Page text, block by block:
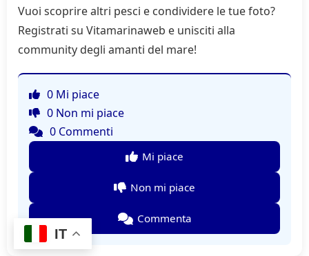
IT
Vuoi scoprire altri pesci e condividere le tue foto?
Registrati su Vitamarinaweb e unisciti alla
community degli amanti del mare!
0 Mi piace
0 Non mi piace
0 Commenti
Mi piace
Non mi piace
Commenta